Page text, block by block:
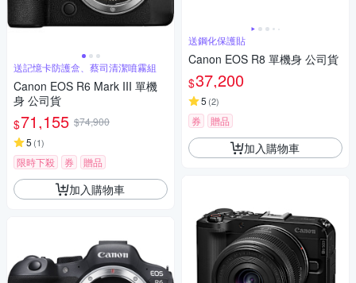
送記憶卡防護盒、蔡司清潔噴霧組
Canon EOS R6 Mark III 單機
身 公司貨
$71,155 $74,900
5 (1)
限時下殺 券 贈品
加入購物車
送鋼化保護貼
Canon EOS R8 單機身 公司貨
$37,200
5 (2)
券 贈品
加入購物車